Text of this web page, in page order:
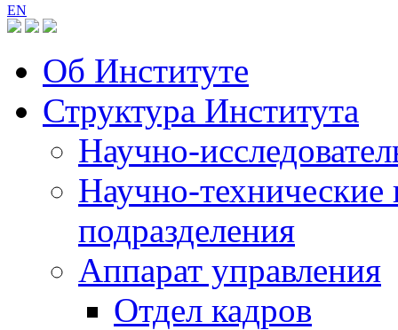
EN
Об Институте
Структура Института
Научно-
Научно-технические
подразделения
Аппарат управления
Отдел кадров